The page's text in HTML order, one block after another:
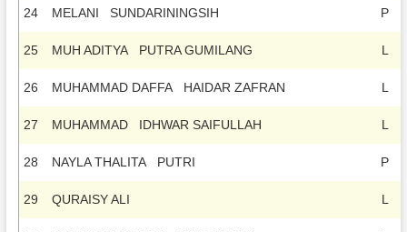
24 MELANI SUNDARININGSIH P
25 MUH ADITYA PUTRA GUMILANG L
26 MUHAMMAD DAFFA HAIDAR ZAFRAN L
27 MUHAMMAD IDHWAR SAIFULLAH L
28 NAYLA THALITA PUTRI P
29 QURAISY ALI L